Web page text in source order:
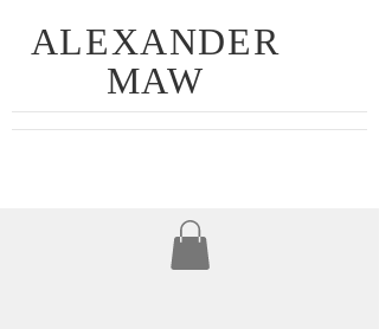
ALEXANDER
MAW